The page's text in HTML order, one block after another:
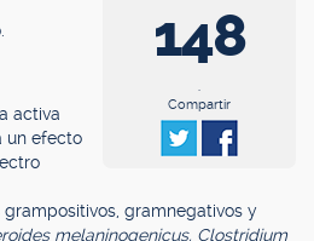
148
.
Compartir
activa
un efecto
gramnegativos y
melaninogenicus, Clostridium